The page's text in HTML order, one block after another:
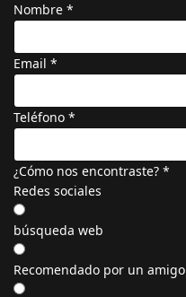
Nombre *
Email *
Teléfono *
¿Cómo nos encontraste? *
Redes sociales
búsqueda web
Recomendado por un amigo